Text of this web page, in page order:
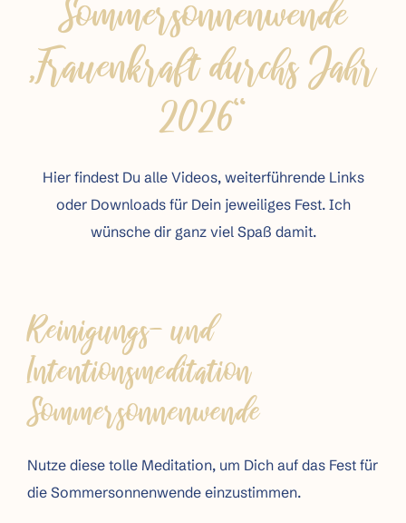
Sommersonnenwende
„Frauenkraft durchs Jahr
2026“
Hier findest Du alle Videos, weiterführende Links
oder Downloads für Dein jeweiliges Fest. Ich
wünsche dir ganz viel Spaß damit.
Reinigungs- und
Intentionsmeditation
Sommersonnenwende
Nutze diese tolle Meditation, um Dich auf das Fest für
die Sommersonnenwende einzustimmen.